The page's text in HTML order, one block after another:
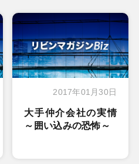
2017年01月30日
大手仲介会社の実情
～囲い込みの恐怖～